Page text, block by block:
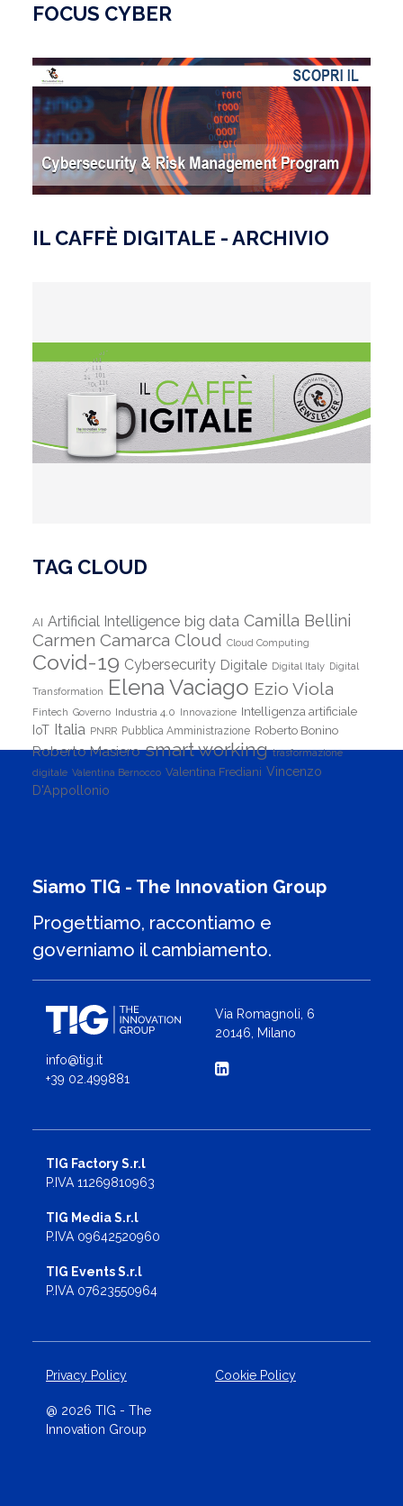
FOCUS CYBER
IL CAFFÈ DIGITALE - ARCHIVIO
TAG CLOUD
AI Artificial Intelligence big data Camilla Bellini
Carmen Camarca Cloud Cloud Computing
Covid-19 Cybersecurity Digitale Digital Italy Digital
Transformation Elena Vaciago Ezio Viola
Fintech Governo Industria 4.0 Innovazione Intelligenza artificiale
IoT Italia PNRR Pubblica Amministrazione Roberto Bonino
Roberto Masiero smart working trasformazione
digitale Valentina Bernocco Valentina Frediani Vincenzo
D'Appollonio
Siamo TIG - The Innovation Group
Progettiamo, raccontiamo e
governiamo il cambiamento.
info@tig.it
+39 02.499881
Via Romagnoli, 6
20146, Milano
TIG Factory S.r.l
P.IVA 11269810963
TIG Media S.r.l
P.IVA 09642520960
TIG Events S.r.l
P.IVA 07623550964
Privacy Policy Cookie Policy
@ 2026 TIG - The
Innovation Group